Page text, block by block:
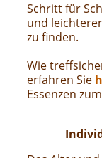
Schritt für
und
zu finden.
Wie
erfahren Sie
Essenzen